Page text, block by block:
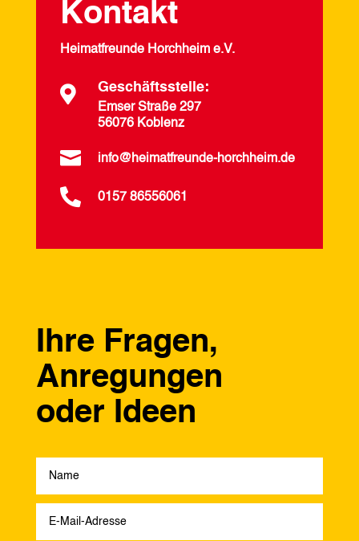
Kontakt
Heimatfreunde Horchheim e.V.
 Geschäftsstelle:
Emser Straße 297
56076 Koblenz
 info@heimatfreunde-horchheim.de
 0157 86556061
Ihre Fragen,
Anregungen
oder Ideen